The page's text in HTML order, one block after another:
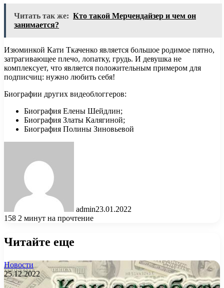
Читать так же: Кто такой Мерчендайзер и чем он
занимается?
Изюминкой Кати Ткаченко является большое родимое пятно,
затрагивающее плечо, лопатку, грудь. И девушка не
комплексует, что является положительным примером для
подписчиц: нужно любить себя!
Биографии других видеоблоггеров:
Биография Елены Шейдлин;
Биография Златы Калягиной;
Биография Полины Зиновьевой
admin23.01.2022
158 2 минут на прочтение
Читайте еще
Новости
25.12.2022